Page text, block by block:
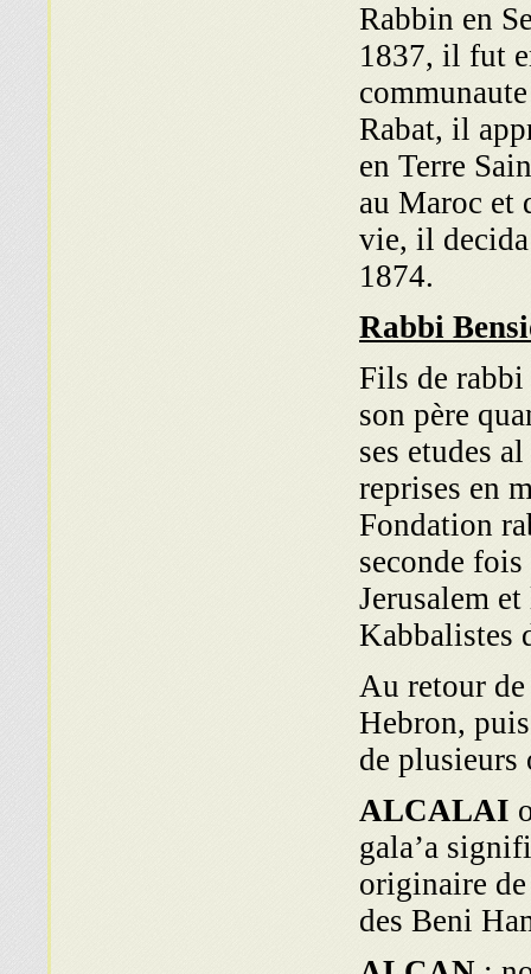
Rabbin en
1837, il fut
Rabat, il
en Terre
au Maroc et
vie, il
1874.
Rabbi
Fils de
son père
ses etudes
reprises en
Fondation
seconde
Jerusalem
Kabbalistes
Au retour
Hebron,
de plusieurs
ALCALAI
gala’a
originaire
des Beni